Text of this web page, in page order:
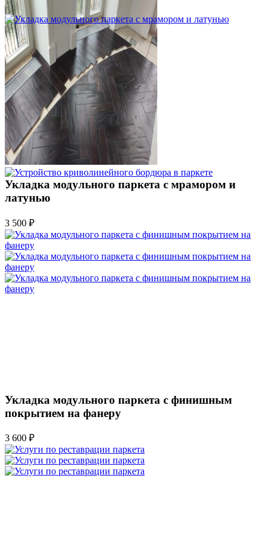
2 500 ₽
Укладка модульного паркета с мрамором и
латунью
3 500 ₽
Укладка модульного паркета с финишным
покрытием на фанеру
3 600 ₽